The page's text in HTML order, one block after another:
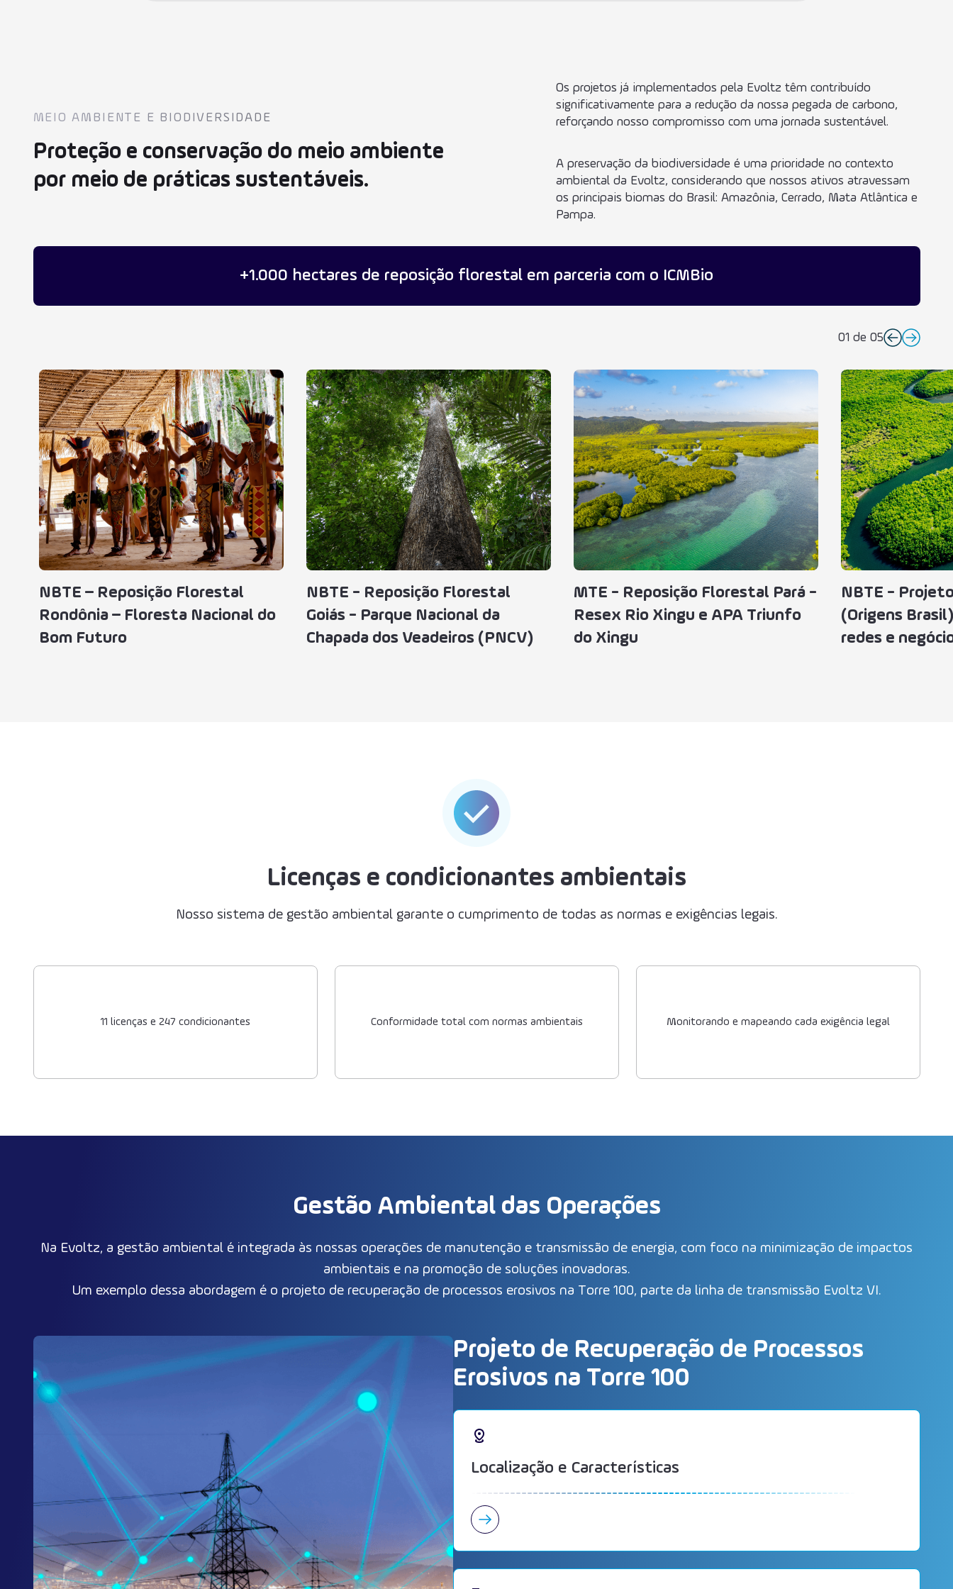
MEIO AMBIENTE E BIODIVERSIDADE
Proteção e conservação do meio ambiente
por meio de práticas sustentáveis.
Os projetos já implementados pela Evoltz têm contribuído
significativamente para a redução da nossa pegada de carbono,
reforçando nosso compromisso com uma jornada sustentável.
A preservação da biodiversidade é uma prioridade no contexto
ambiental da Evoltz, considerando que nossos ativos atravessam
os principais biomas do Brasil: Amazônia, Cerrado, Mata Atlântica e
Pampa.
+1.000 hectares de reposição florestal em parceria com o ICMBio
01 de 05
NBTE – Reposição Florestal
Rondônia – Floresta Nacional do
Bom Futuro
NBTE - Reposição Florestal
Goiás - Parque Nacional da
Chapada dos Veadeiros (PNCV)
MTE - Reposição Florestal Pará -
Resex Rio Xingu e APA Triunfo
do Xingu
NBTE -
(Origens
redes e
Licenças e condicionantes ambientais
Nosso sistema de gestão ambiental garante o cumprimento de todas as normas e exigências legais.
11 licenças e 247 condicionantes Conformidade total com normas ambientais Monitorando e mapeando cada exigência legal
Gestão Ambiental das Operações
Na Evoltz, a gestão ambiental é integrada às nossas operações de manutenção e transmissão de energia, com foco na minimização de impactos
ambientais e na promoção de soluções inovadoras.
Um exemplo dessa abordagem é o projeto de recuperação de processos erosivos na Torre 100, parte da linha de transmissão Evoltz VI.
Projeto de Recuperação de Processos
Erosivos na Torre 100
Localização e Características